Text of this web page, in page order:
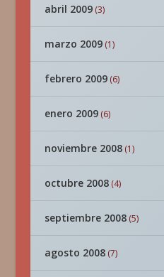
abril 2009(3)
marzo 2009(1)
febrero 2009(6)
enero 2009(6)
noviembre 2008(1)
octubre 2008(4)
septiembre 2008(5)
agosto 2008(7)